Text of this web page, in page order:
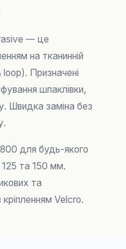
— це
на тканинній
Призначені
шпаклівки,
Швидка заміна без
для будь-якого
та 150 мм.
та
Velcro.